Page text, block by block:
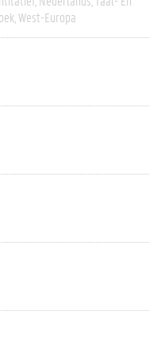
West-Europa